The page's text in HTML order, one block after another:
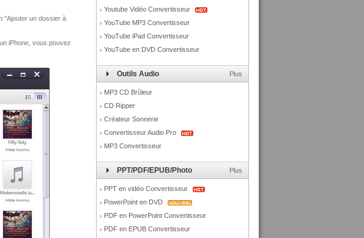
"Ajouter un dossier à
iPhone, vous pouvez
Youtube Vidéo Convertisseur
YouTube MP3 Convertisseur
YouTube iPad Convertisseur
YouTube en DVD Convertisseur
Outils Audio Plus
MP3 CD Brûleur
CD Ripper
Créateur Sonnerie
Convertisseur Audio Pro
MP3 Convertisseur
PPT/PDF/EPUB/Photo Plus
PPT en vidéo Convertisseur
PowerPoint en DVD
PDF en PowerPoint Convertisseur
PDF en EPUB Convertisseur